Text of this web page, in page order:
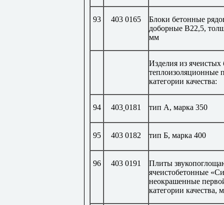
93 403 0165
Блоки бетонные
доборные В22,5,
мм
Изделия из ячеистых
теплоизоляционные
категории качества:
94 403 0181 тип А, марка 350
95 403 0182 тип Б, марка 400
96 403 0191
Плиты
ячеистобетонные
неокрашенные
категории качества,